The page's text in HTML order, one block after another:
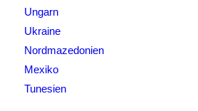
Ungarn
Ukraine
Nordmazedonien
Mexiko
Tunesien